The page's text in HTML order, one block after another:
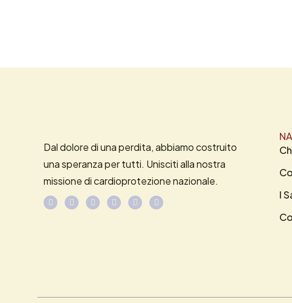
Dal dolore di una perdita, abbiamo costruito
una speranza per tutti. Unisciti alla nostra
missione di cardioprotezione nazionale.
I